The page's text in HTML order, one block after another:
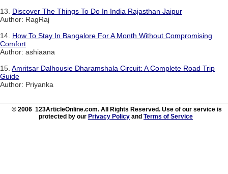
13. Discover The Things To Do In India Rajasthan Jaipur
Author: RagRaj
14. How To Stay In Bangalore For A Month Without Compromising
Comfort
Author: ashiaana
15. Amritsar Dalhousie Dharamshala Circuit: A Complete Road Trip
Guide
Author: Priyanka
© 2006 123ArticleOnline.com. All Rights Reserved. Use of our service is
protected by our Privacy Policy and Terms of Service